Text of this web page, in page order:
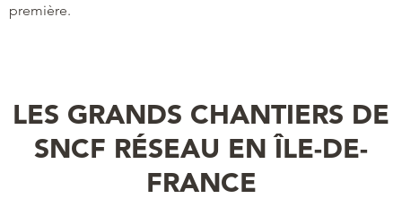
première.
LES GRANDS CHANTIERS DE
SNCF RÉSEAU EN ÎLE-DE-
FRANCE